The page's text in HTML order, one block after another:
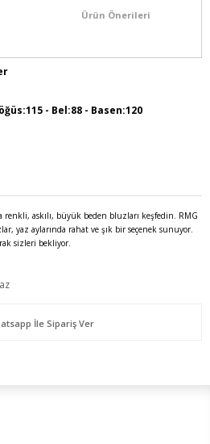
Ürün Önerileri
- Bel:88 - Basen:120
renkli, askılı, büyük beden bluzları keşfedin. RMG
yaz aylarında rahat ve şık bir seçenek sunuyor.
sizleri bekliyor.
İle Sipariş Ver